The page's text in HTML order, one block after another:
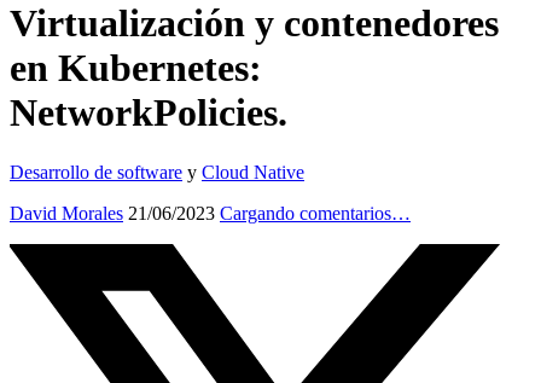
Virtualización y contenedores
en Kubernetes:
NetworkPolicies.
Desarrollo de software y Cloud Native
David Morales 21/06/2023 Cargando comentarios…